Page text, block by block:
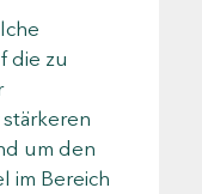
die zu
um den
im Bereich